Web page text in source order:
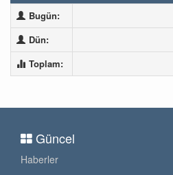
Bugün:
Dün:
Toplam:
Güncel
Haberler